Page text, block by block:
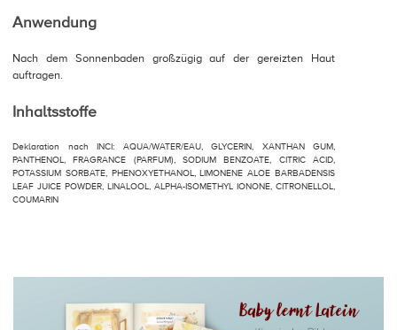
Anwendung
Nach dem Sonnenbaden großzügig auf der gereizten Haut
auftragen.
Inhaltsstoffe
Deklaration nach INCI: AQUA/WATER/EAU, GLYCERIN, XANTHAN GUM,
PANTHENOL, FRAGRANCE (PARFUM), SODIUM BENZOATE, CITRIC ACID,
POTASSIUM SORBATE, PHENOXYETHANOL, LIMONENE ALOE BARBADENSIS
LEAF JUICE POWDER, LINALOOL, ALPHA-ISOMETHYL IONONE, CITRONELLOL,
COUMARIN